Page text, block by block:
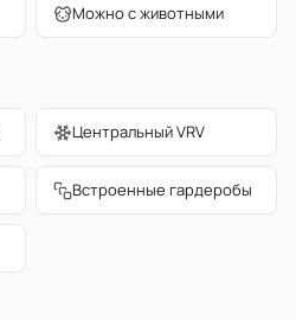
Можно с животными
Центральный VRV
Встроенные гардеробы